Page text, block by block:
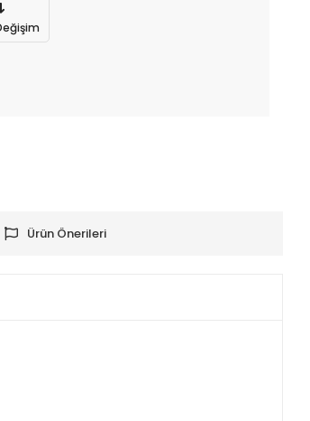
Ürün Önerileri